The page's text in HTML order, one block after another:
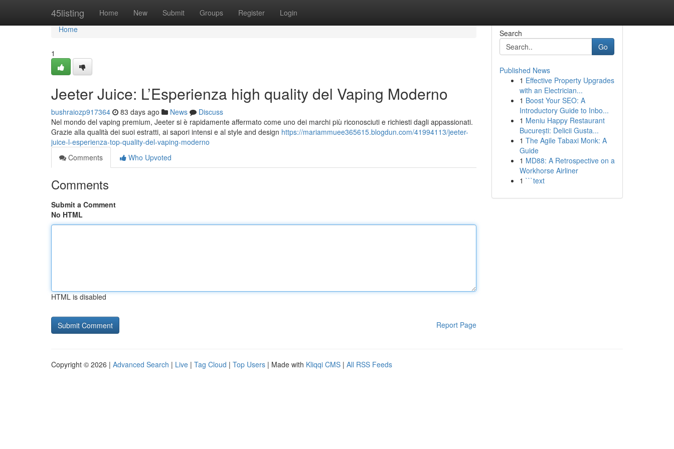
45listing Home New Submit Groups Register Login
Home
Home
1
Jeeter Juice: L’Esperienza high quality del Vaping Moderno
bushraiozp917364 83 days ago News
Discuss
Nel mondo del vaping premium, Jeeter si è rapidamente affermato come uno dei marchi più riconosciuti e richiesti dagli appassionati.
Grazie alla qualità dei suoi estratti, ai sapori intensi e al style and design https://mariammuee365615.blogdun.com/41994113/jeeter-
juice-l-esperienza-top-quality-del-vaping-moderno
Comments
Who Upvoted
Comments
Submit a Comment
No HTML
HTML is disabled
Report Page
Search
Go
Published News
1 Effective Property Upgrades
with an Electrician...
1 Boost Your SEO: A
Introductory Guide to Inbo...
1 Meniu Happy Restaurant
București: Delicii Gusta...
1 The Agile Tabaxi Monk: A
Guide
1 MD88: A Retrospective on a
Workhorse Airliner
1 ```text
Copyright © 2026 | Advanced Search | Live | Tag Cloud | Top Users | Made with Kliqqi CMS | All RSS Feeds